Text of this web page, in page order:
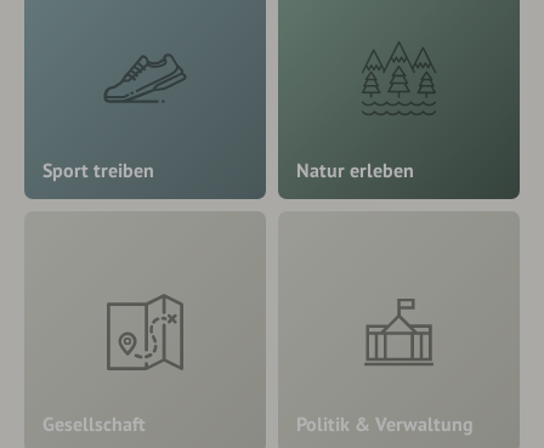
Sport treiben Natur erleben
Gesellschaft Politik & Verwaltung